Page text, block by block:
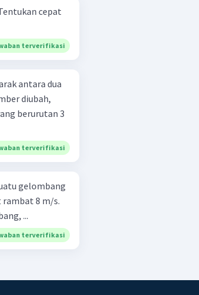
terverifikasi
antara dua
diubah,
berurutan 3
terverifikasi
gelombang
rambat 8 m/s.
gelombang, ...
terverifikasi